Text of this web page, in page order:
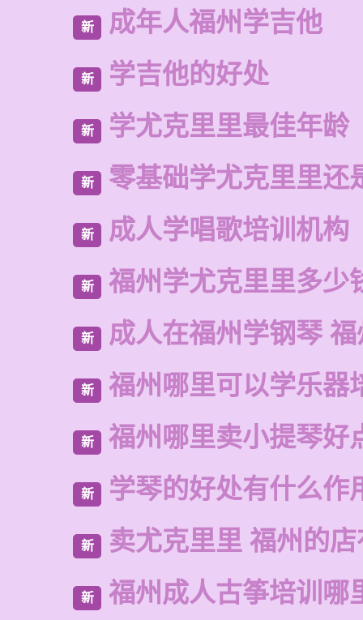
新 成年人福州学吉他
新 学吉他的好处
新 学尤克里里最佳年龄
新 零基础学尤克里里还
新 成人学唱歌培训机构
新 福州学尤克里里多少
新 成人在福州学钢琴
新 福州哪里可以学乐器
新 福州哪里卖小提琴好
新 学琴的好处有什么作
新 卖尤克里里 福州的
新 福州成人古筝培训哪